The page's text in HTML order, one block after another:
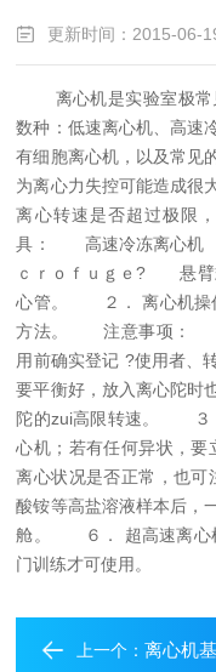
更新时间：2015-06-
离心机是实验室极常
数种：低速离心机、高速
有细胞离心机，以及常见
为离心力失控可能造成很
离心转速是否超过极限
具：
高速冷冻离心机
ｃｒｏｆｕｇｅ? 悬臂
心管。
２． 离心机操
方法。
注意事项：
用前确实登记 ?使用者、
要平衡好，放入离心陀时
陀的zui高限转速。
３．
心机；若有任何异状，要
离心状况是否正常，也可
酸铵等高盐溶液样本后，
舱。
６． 超高速离心
门训练才可使用。
上一个：离心机